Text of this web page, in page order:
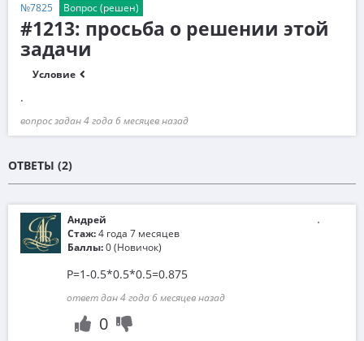
№7825 Вопрос (решен)
#1213: просьба о решении этой
задачи
Условие
.
вопрос задан 4 года 6 месяцев назад
ОТВЕТЫ (2)
Андрей
Стаж:4 года 7 месяцев
Баллы:0 (Новичок)
P=1-0.5*0.5*0.5=0.875
ответ дан 4 года 6 месяцев назад
0